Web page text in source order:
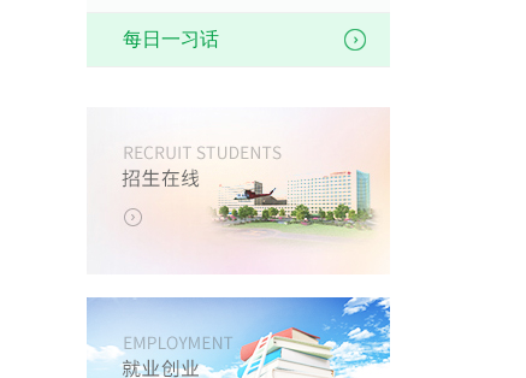
每日一习话